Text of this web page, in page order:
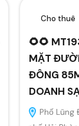
Cho thuê
🌻🌻
MẶT
ĐÔNG
DOANH
Phố Lũng